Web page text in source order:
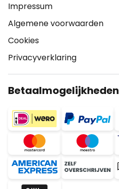
Impressum
Algemene voorwaarden
Cookies
Privacyverklaring
Betaalmogelijkheden